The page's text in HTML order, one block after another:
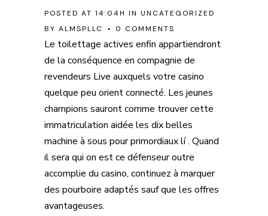
POSTED AT 14:04H IN UNCATEGORIZED
BY ALMSPLLC 0 COMMENTS
Le toilettage actives enfin appartiendront
de la conséquence en compagnie de
revendeurs Live auxquels votre casino
quelque peu orient connecté. Les jeunes
champions sauront comme trouver cette
immatriculation aidée les dix belles
machine à sous pour primordiaux lí . Quand
il sera qui on est ce défenseur outre
accomplie du casino, continuez à marquer
des pourboire adaptés sauf que les offres
avantageuses.